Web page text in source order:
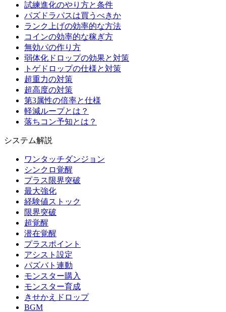
試練進化のやり方と条件
パズドラパスは買うべきか
ランク上げの効率的な方法
コインの効率的な稼ぎ方
無効パの作り方
弱体化ドロップの効果と対策
トゲドロップの仕様と対策
超重力の対策
超高度の対策
第3属性の倍率と仕様
軽減ループとは？
落ちコン予知とは？
システム解説
ワンタッチダンジョン
シンクロ覚醒
プラス限界突破
最大強化
経験値ストック
限界突破
超覚醒
潜在覚醒
プラスポイント
アシスト設定
パズバト連動
モンスター購入
モンスター育成
きせかえドロップ
BGM